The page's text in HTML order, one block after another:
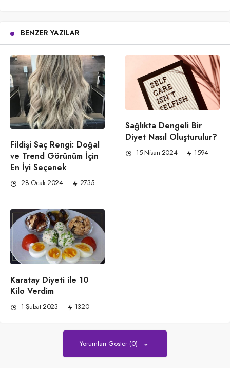
BENZER YAZILAR
Fildişi Saç Rengi: Doğal
ve Trend Görünüm İçin
En İyi Seçenek
28 Ocak 2024 2735
Sağlıkta Dengeli Bir
Diyet Nasıl Oluşturulur?
15 Nisan 2024 1594
Karatay Diyeti ile 10
Kilo Verdim
1 Şubat 2023 1320
Yorumları Göster (0)